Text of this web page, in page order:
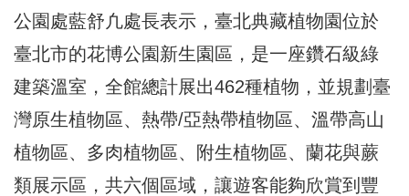
公園處藍舒凢處長表示，臺北典藏植物園位於
臺北市的花博公園新生園區，是一座鑽石級綠
建築溫室，全館總計展出462種植物，並規劃臺
灣原生植物區、熱帶/亞熱帶植物區、溫帶高山
植物區、多肉植物區、附生植物區、蘭花與蕨
類展示區，共六個區域，讓遊客能夠欣賞到豐